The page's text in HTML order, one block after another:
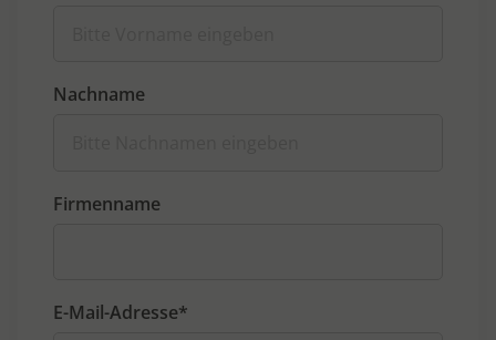
Nachname
Firmenname
E-Mail-Adresse*